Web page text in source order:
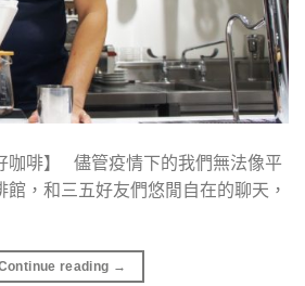
咖啡】 儘管疫情下的我們無法像平
，和三五好友們悠閒自在的聊天，
reading →